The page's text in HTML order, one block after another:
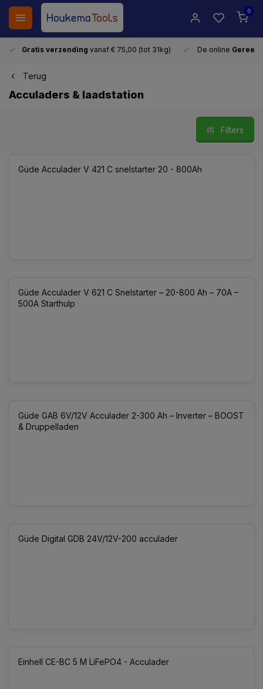
0
Gratis verzending vanaf € 75,00 (tot 31kg) De online
Terug
Acculaders & laadstation
Filters
Güde Acculader V 421 C snelstarter 20 - 800Ah
Güde Acculader V 621 C Snelstarter – 20-800 Ah – 70A –
500A Starthulp
Güde GAB 6V/12V Acculader 2-300 Ah – Inverter – BOOST
& Druppelladen
Güde Digital GDB 24V/12V-200 acculader
Einhell CE-BC 5 M LiFePO4 - Acculader